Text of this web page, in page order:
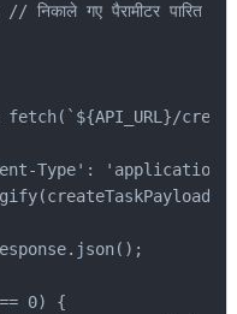
गए पैरामीटर पारित करें
Type': 'application/
0) {